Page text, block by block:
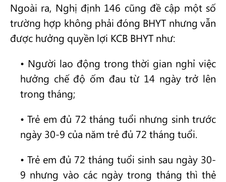
Ngoài ra, Nghị định 146 cũng đề cập một số
trường hợp không phải đóng BHYT nhưng vẫn
được hưởng quyền lợi KCB BHYT như:
• Người lao động trong thời gian nghỉ việc
hưởng chế độ ốm đau từ 14 ngày trở lên
trong tháng;
• Trẻ em đủ 72 tháng tuổi nhưng sinh trước
ngày 30-9 của năm trẻ đủ 72 tháng tuổi.
• Trẻ em đủ 72 tháng tuổi sinh sau ngày 30-
9 nhưng vào các ngày trong tháng thì thẻ